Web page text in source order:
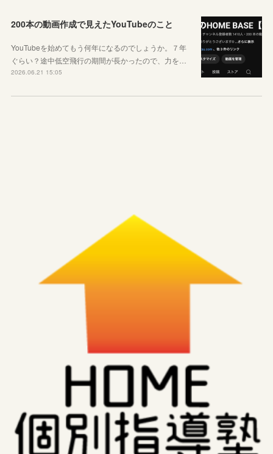
200本の動画作成で見えたYouTubeのこと
YouTubeを始めてもう何年になるのでしょうか。７年
ぐらい？途中低空飛行の期間が長かったので、力を…
2026.06.21 15:05